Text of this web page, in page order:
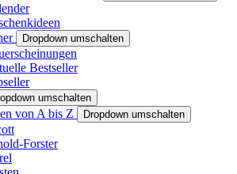
Dropdown umschalten
Bestseller
umschalten
von A bis Z Dropdown umschalten
Forster